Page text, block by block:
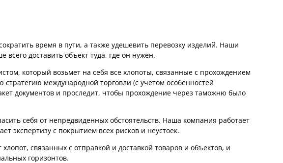
время в пути, а также удешевить перевозку изделий. Наши
доставить объект туда, где он нужен.
который возьмет на себя все хлопоты, связанные с прохождением
международной торговли (с учетом особенностей
документов и проследит, чтобы прохождение через таможню было
себя от непредвиденных обстоятельств. Наша компания работает
экспертизу с покрытием всех рисков и неустоек.
связанных с отправкой и доставкой товаров и объектов, и
горизонтов.